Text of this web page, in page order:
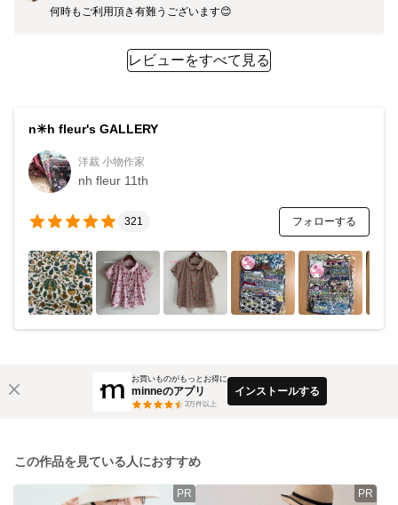
何時もご利用頂き有難うございます😊
レビューをすべて見る
n✳︎h fleur's GALLERY
洋裁 小物作家
nh fleur 11th
321 フォローする
お買いものがもっとお得に
minneのアプリ
3万件以上
インストールする
この作品を見ている人におすすめ
PR PR